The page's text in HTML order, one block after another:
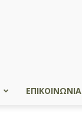
ΕΠΙΚΟΙΝΩΝΙΑ